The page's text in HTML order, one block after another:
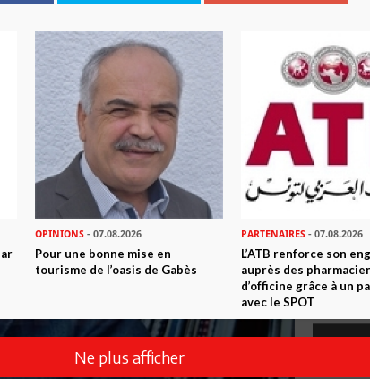
OPINIONS - 07.08.2026
Pour une bonne mise en
tourisme de l’oasis de Gabès
PARTENAIRES- 07.08.2026
L’ATB renforce son
auprès des
d’officine grâce à un
avec le SPOT
Ne plus afficher